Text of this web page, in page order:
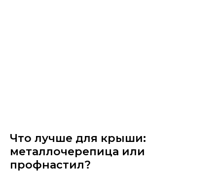
Что лучше для крыши:
металлочерепица или
профнастил?